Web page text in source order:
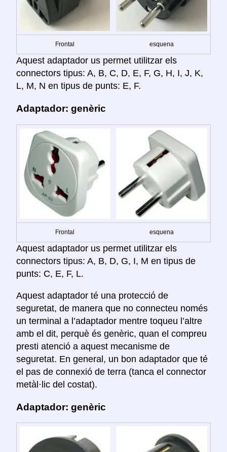
Frontal esquena
Aquest adaptador us permet utilitzar els
connectors tipus: A, B, C, D, E, F, G, H, I, J, K,
L, M, N en tipus de punts: E, F.
Adaptador: genèric
Frontal esquena
Aquest adaptador us permet utilitzar els
connectors tipus: A, B, D, G, I, M en tipus de
punts: C, E, F, L.
Aquest adaptador té una protecció de
seguretat, de manera que no connecteu només
un terminal a l’adaptador mentre toqueu l’altre
amb el dit, perquè és genèric, quan el compreu
presti atenció a aquest mecanisme de
seguretat. En general, un bon adaptador que té
el pas de connexió de terra (tanca el connector
metàl·lic del costat).
Adaptador: genèric